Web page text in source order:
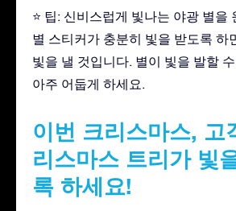
⭐ 팁: 신비스럽게 빛나는 야광 별을
별 스티커가 충분히 빛을 받도록 하
빛을 낼 것입니다. 별이 빛을 발할
아주 어둡게 하세요.
이번 크리스마스, 고
리스마스 트리가 빛
록 하세요!